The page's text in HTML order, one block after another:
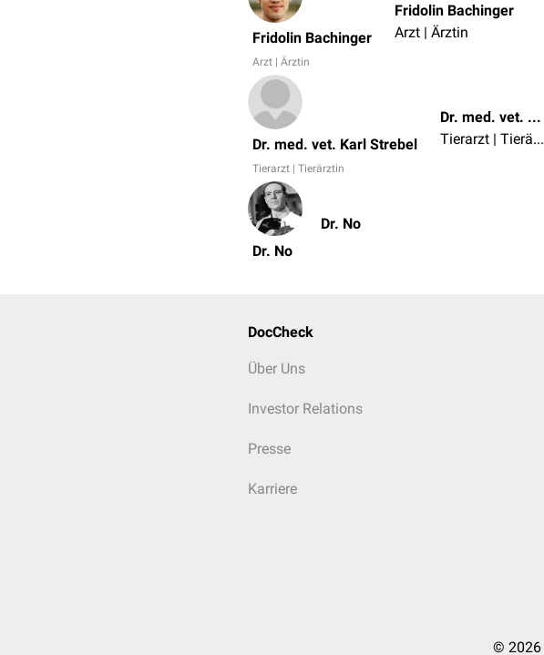
Fridolin Bachinger
Arzt | Ärztin
Fridolin Bachinger
Arzt | Ärztin
Dr. med. vet. Karl Strebel
Tierarzt | Tierärztin
Dr. med. vet. Karl Strebel
Tierarzt | Tierärztin
Dr. No
Dr. No
DocCheck
Über Uns
Investor Relations
Presse
Karriere
© 2026